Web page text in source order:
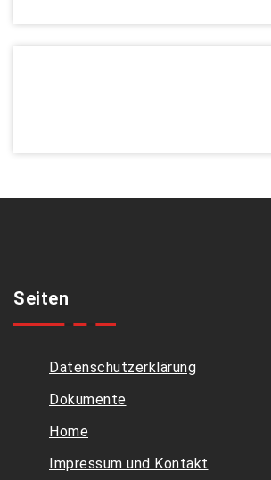
Seiten
Datenschutzerklärung
Dokumente
Home
Impressum und Kontakt